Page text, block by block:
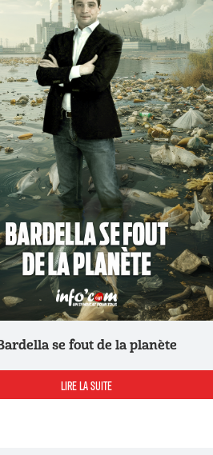
Bardella se fout de la planète
LIRE LA SUITE